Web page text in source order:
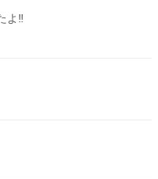
よ‼